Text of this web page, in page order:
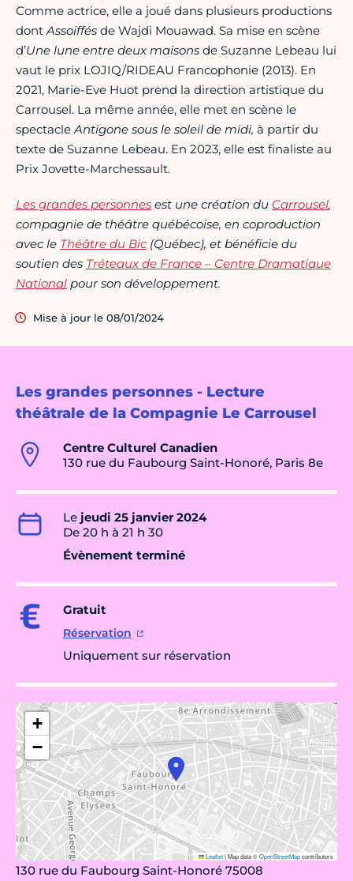
Les grandes personnes - Lecture
théâtrale de la Compagnie Le Carrousel
Centre Culturel Canadien
130 rue du Faubourg Saint-Honoré, Paris 8e
Le jeudi 25 janvier 2024
De 20 h à 21 h 30
Évènement terminé
Gratuit
Réservation
Uniquement sur réservation
+
−
Leaflet|Map data ©OpenStreetMapcontributors
130 rue du Faubourg Saint-Honoré 75008
Comme actrice, elle a joué dans plusieurs productions
dontAssoiffés de Wajdi Mouawad. Sa mise en scène
d’Une lune entre deux maisons de Suzanne Lebeau lui
vaut le prix LOJIQ/RIDEAU Francophonie (2013). En
2021, Marie-Eve Huot prend la direction artistique du
Carrousel. La même année, elle met en scène le
spectacleAntigone sous le soleil de midi, à partir du
texte de Suzanne Lebeau. En 2023, elle est finaliste au
Prix Jovette-Marchessault.
Les grandes personnes est une création du Carrousel,
compagnie de théâtre québécoise, en coproduction
avec le Théâtre du Bic (Québec), et bénéficie du
soutien des Tréteaux de France – Centre Dramatique
National pour son développement.
Mise à jour le 08/01/2024